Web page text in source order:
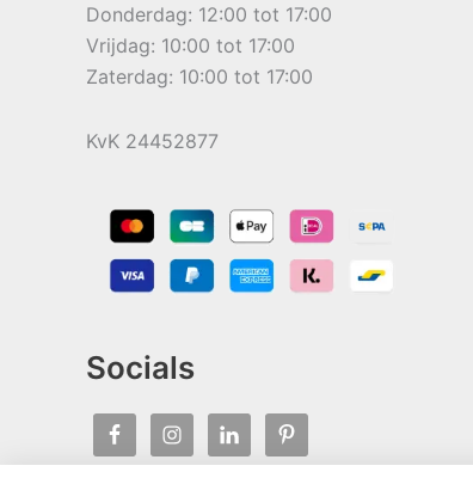
Donderdag: 12:00 tot 17:00
Vrijdag: 10:00 tot 17:00
Zaterdag: 10:00 tot 17:00
KvK 24452877
Socials